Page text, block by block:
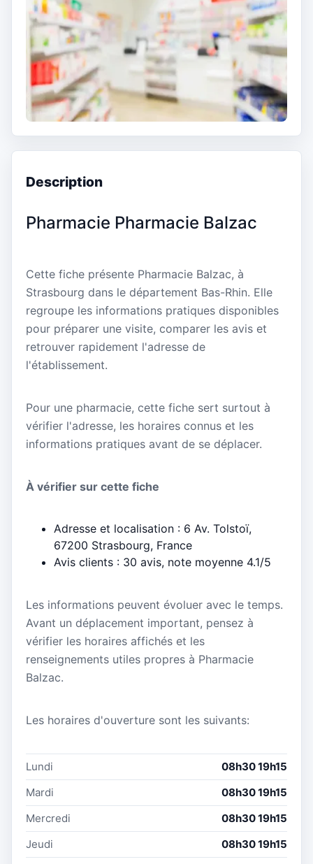
Description
Pharmacie Pharmacie Balzac
Cette fiche présente Pharmacie Balzac, à
Strasbourg dans le département Bas-Rhin. Elle
regroupe les informations pratiques disponibles
pour préparer une visite, comparer les avis et
retrouver rapidement l'adresse de
l'établissement.
Pour une pharmacie, cette fiche sert surtout à
vérifier l'adresse, les horaires connus et les
informations pratiques avant de se déplacer.
À vérifier sur cette fiche
Adresse et localisation : 6 Av. Tolstoï,
67200 Strasbourg, France
Avis clients : 30 avis, note moyenne 4.1/5
Les informations peuvent évoluer avec le temps.
Avant un déplacement important, pensez à
vérifier les horaires affichés et les
renseignements utiles propres à Pharmacie
Balzac.
Les horaires d'ouverture sont les suivants:
Lundi
08h30 19h15
Mardi
08h30 19h15
Mercredi
08h30 19h15
Jeudi
08h30 19h15